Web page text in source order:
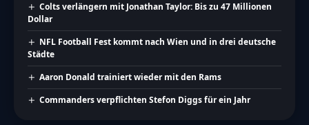
Colts verlängern mit Jonathan Taylor: Bis zu 47 Millionen
Dollar
NFL Football Fest kommt nach Wien und in drei deutsche
Städte
Aaron Donald trainiert wieder mit den Rams
Commanders verpflichten Stefon Diggs für ein Jahr